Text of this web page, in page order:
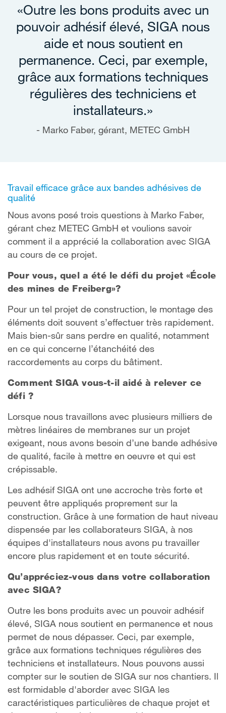
«Outre les bons produits avec un
pouvoir adhésif élevé, SIGA nous
aide et nous soutient en
permanence. Ceci, par exemple,
grâce aux formations techniques
régulières des techniciens et
installateurs.»
Marko Faber, gérant, METEC GmbH
Travail efficace grâce aux bandes adhésives de
qualité
Nous avons posé trois questions à Marko Faber,
gérant chez METEC GmbH et voulions savoir
comment il a apprécié la collaboration avec SIGA
au cours de ce projet.
Pour vous, quel a été le défi du projet «École
des mines de Freiberg»?
Pour un tel projet de construction, le montage des
éléments doit souvent s’effectuer très rapidement.
Mais bien-sûr sans perdre en qualité, notamment
en ce qui concerne l’étanchéité des
raccordements au corps du bâtiment.
Comment SIGA vous-t-il aidé à relever ce
défi ?
Lorsque nous travaillons avec plusieurs milliers de
mètres linéaires de membranes sur un projet
exigeant, nous avons besoin d’une bande adhésive
de qualité, facile à mettre en oeuvre et qui est
crépissable.
Les adhésif SIGA ont une accroche très forte et
peuvent être appliqués proprement sur la
construction. Grâce à une formation de haut niveau
dispensée par les collaborateurs SIGA, à nos
équipes d'installateurs nous avons pu travailler
encore plus rapidement et en toute sécurité.
Qu’appréciez-vous dans votre collaboration
avec SIGA?
Outre les bons produits avec un pouvoir adhésif
élevé, SIGA nous soutient en permanence et nous
permet de nous dépasser. Ceci, par exemple,
grâce aux formations techniques régulières des
techniciens et installateurs. Nous pouvons aussi
compter sur le soutien de SIGA sur nos chantiers. Il
est formidable d'aborder avec SIGA les
caractéristiques particulières de chaque projet et